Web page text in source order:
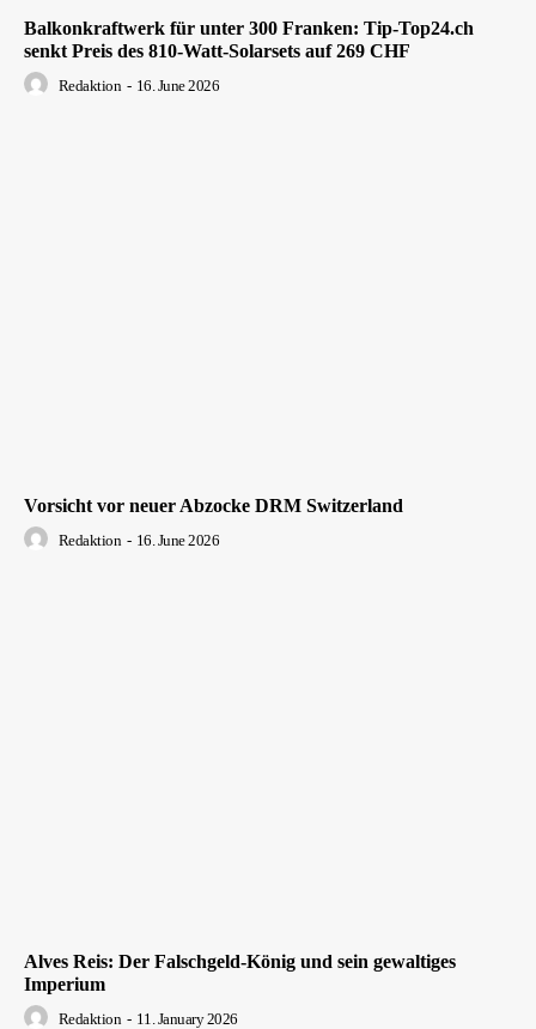
Balkonkraftwerk für unter 300 Franken: Tip-Top24.ch
senkt Preis des 810-Watt-Solarsets auf 269 CHF
Redaktion - 16. June 2026
Vorsicht vor neuer Abzocke DRM Switzerland
Redaktion - 16. June 2026
Alves Reis: Der Falschgeld-König und sein gewaltiges
Imperium
Redaktion - 11. January 2026